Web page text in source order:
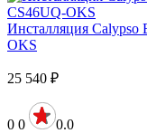
Инсталляция Calypso
OKS
25 540 ₽
0 0 0.0